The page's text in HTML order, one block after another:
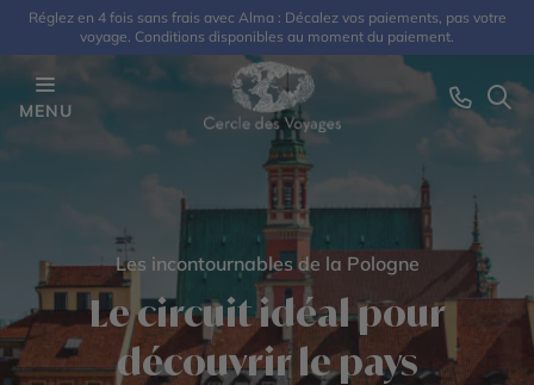
Réglez en 4 fois sans frais avec Alma : Décalez vos paiements, pas votre
voyage. Conditions disponibles au moment du paiement.
MENU
Les incontournables de la Pologne
Le circuit idéal pour
découvrir le pays